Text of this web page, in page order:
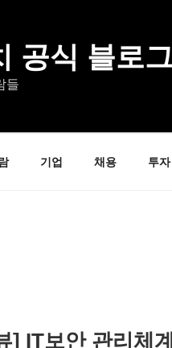
공식 블로그
들
기업 채용 투자
] IT보안 관리체